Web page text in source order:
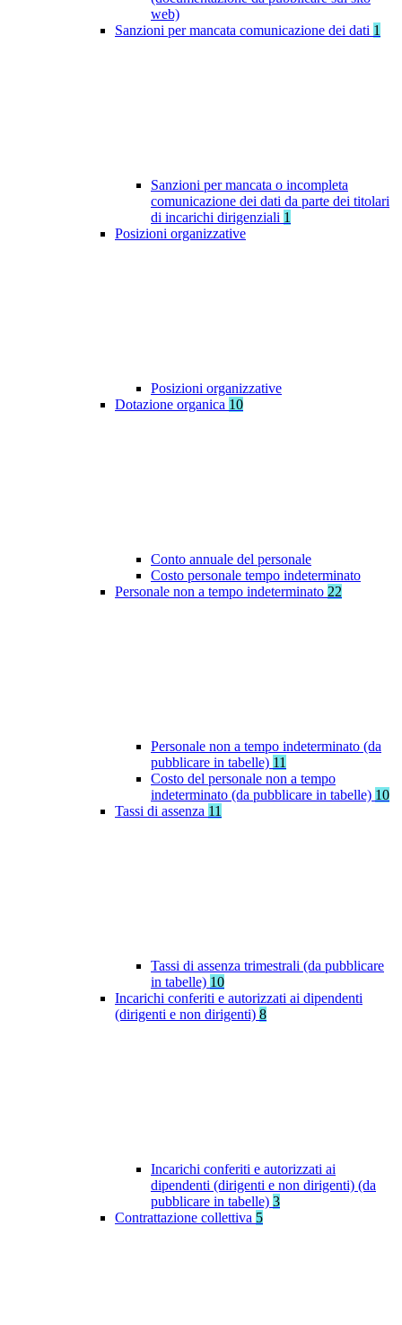
web)
Sanzioni per mancata comunicazione dei dati 1
Sanzioni per mancata o incompleta
comunicazione dei dati da parte dei titolari
di incarichi dirigenziali 1
Posizioni organizzative
Posizioni organizzative
Dotazione organica 10
Conto annuale del personale
Costo personale tempo indeterminato
Personale non a tempo indeterminato 22
Personale non a tempo indeterminato (da
pubblicare in tabelle) 11
Costo del personale non a tempo
indeterminato (da pubblicare in tabelle) 10
Tassi di assenza 11
Tassi di assenza trimestrali (da pubblicare
in tabelle) 10
Incarichi conferiti e autorizzati ai dipendenti
(dirigenti e non dirigenti) 8
Incarichi conferiti e autorizzati ai
dipendenti (dirigenti e non dirigenti) (da
pubblicare in tabelle) 3
Contrattazione collettiva 5